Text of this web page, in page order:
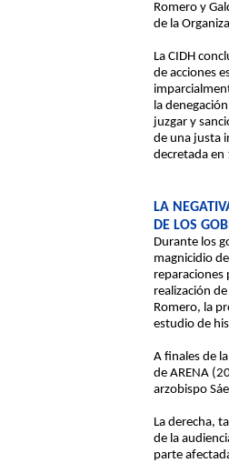
Romero y
de la
La CIDH
de acciones
la
juzgar y
de una justa
decretada en
LA
DE LOS
Durante los
magnicidio
reparaciones
realización
Romero, la
estudio de
A finales de
de ARENA
arzobispo
La derecha,
de la
parte